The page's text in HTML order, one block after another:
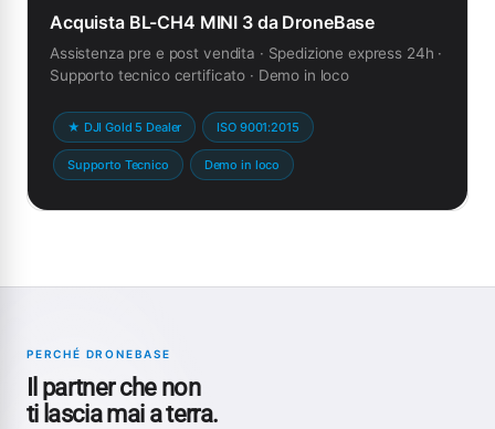
Acquista BL-CH4 MINI 3 da DroneBase
Assistenza pre e post vendita · Spedizione express 24h ·
Supporto tecnico certificato · Demo in loco
★ DJI Gold 5 Dealer ISO 9001:2015
Supporto Tecnico Demo in loco
PERCHÉ DRONEBASE
Il partner che non
ti lascia mai a terra.